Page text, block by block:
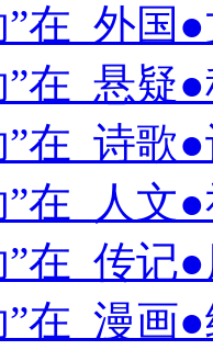
”在 外国
”在 悬疑
”在 诗歌
”在 人文
”在 传记
”在 漫画